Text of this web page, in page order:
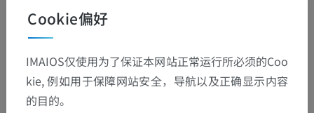
发现错误？
欢迎提出更正、翻译或内容改进的建议。
检举错误
Cookie偏好
IMAIOS仅使用为了保证本网站正常运行所必须的Coo
kie, 例如用于保障网站安全，导航以及正确显示内容
的目的。